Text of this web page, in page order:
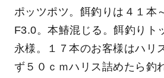
ポッツポツ。餌釣りは４１本
F3.0。本鰆混じる。餌釣りト
永様。１７本のお客様はハリ
ず５０ｃｍハリス詰めたら釣